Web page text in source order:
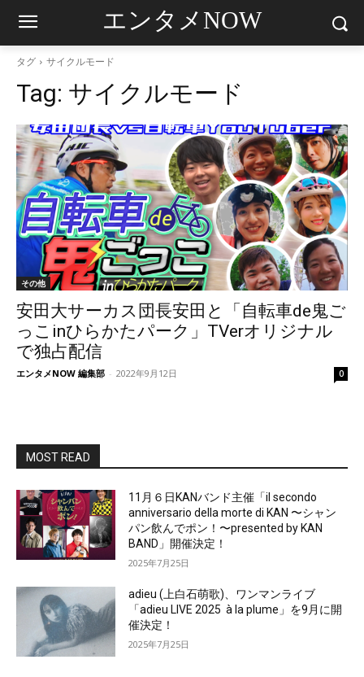
エンタメNOW
タグ サイクルモード
Tag: サイクルモード
その他
安田大サーカス団長安田と「自転車de鬼ご
っこinひらかたパーク」TVerオリジナル
で独占配信
エンタメNOW 編集部 - 2022年9月12日 0
MOST READ
11月６日KANバンド主催「il secondo
anniversario della morte di KAN 〜シャン
パン飲んでポン！〜presented by KAN
BAND」開催決定！
2025年7月25日
adieu (上白石萌歌)、ワンマンライブ
「adieu LIVE 2025 à la plume」を9月に開
催決定！
2025年7月25日